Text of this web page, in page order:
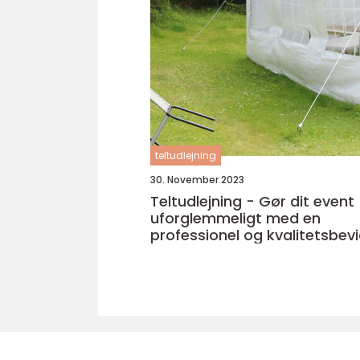
teltudlejning
30. November 2023
Teltudlejning - Gør dit event
uforglemmeligt med en
professionel og